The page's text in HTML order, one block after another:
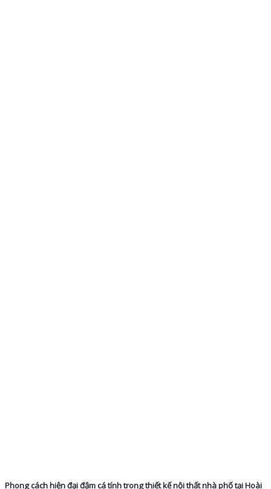
Phong cách hiện đại đậm cá tính trong thiết kế nội thất nhà phố tại Hoài